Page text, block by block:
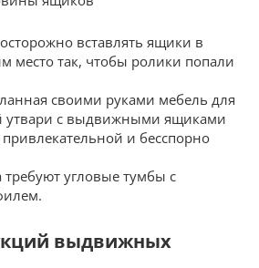
вставлять ящики в
место так, чтобы ролики попали
своими руками мебель для
утвари с выдвижными ящиками
и бесспорно
требуют угловые тумбы с
выдвижных